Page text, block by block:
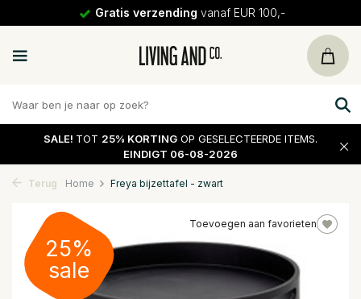
Gratis verzending vanaf EUR 100,-
SALE! TOT 25% KORTING OP GESELECTEERDE ITEMS.
EINDIGT 06-08-2026
Terug Home Freya bijzettafel - zwart
Toevoegen aan favorieten
25%
sale